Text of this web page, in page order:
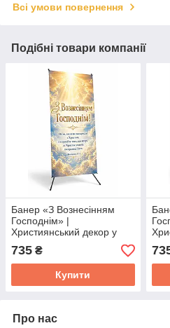
Всі умови повернення
Подібні товари компанії
Банер «З Вознесінням
Господнім» |
Християнський декор у
церкву, на свято
Вознесіння, фотозона - 1
735 ₴
Купити
Про нас